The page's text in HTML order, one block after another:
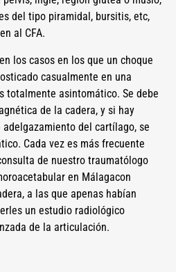
del tipo piramidal, bursitis, etc,
al CFA.
los casos en los que un choque
casualmente en una
totalmente asintomático. Se debe
de la cadera, y si hay
del cartílago, se
Cada vez es más frecuente
de nuestro traumatólogo
en Málagacon
a las que apenas habían
un estudio radiológico
de la articulación.